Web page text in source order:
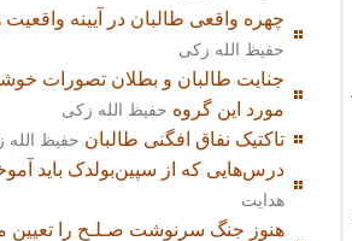
چهره واقعی طالبان در آیینه
حفیظ الله زکی
جنایت طالبان و بطلان تصورات
مورد این گروه حفیظ الله زکی
تاکتیک نفاق افگنی طالبان حفیظ الله
درس‌هایی که از سپین‌بولدک باید
هدایت
هنوز جنگ سرنوشت صـلـح را تعیین